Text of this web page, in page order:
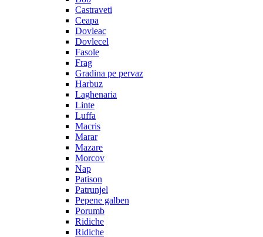
Castraveti
Ceapa
Dovleac
Dovlecel
Fasole
Frag
Gradina pe pervaz
Harbuz
Laghenaria
Linte
Luffa
Macris
Marar
Mazare
Morcov
Nap
Patison
Patrunjel
Pepene galben
Porumb
Ridiche
Ridiche